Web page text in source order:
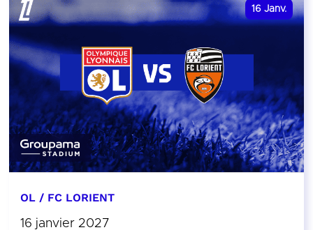
16 Janv.
OL / FC LORIENT
16 janvier 2027